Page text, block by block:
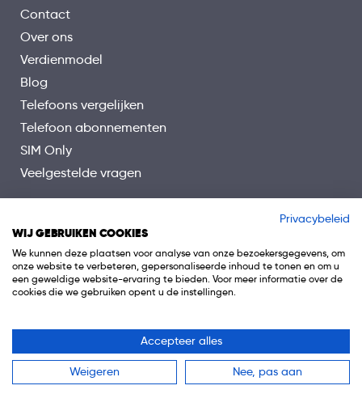
Contact
Over ons
Verdienmodel
Blog
Telefoons vergelijken
Telefoon abonnementen
SIM Only
Veelgestelde vragen
© 2026 Telefoon.nl is onderdeel van 0318 Media B.V.
Algemene voorwaarden
Privacy Cookiebeleid Disclaimer
Privacybeleid
WIJ GEBRUIKEN COOKIES
We kunnen deze plaatsen voor analyse van onze bezoekersgegevens, om
onze website te verbeteren, gepersonaliseerde inhoud te tonen en om u
een geweldige website-ervaring te bieden. Voor meer informatie over de
cookies die we gebruiken opent u de instellingen.
Accepteer alles
Weigeren Nee, pas aan